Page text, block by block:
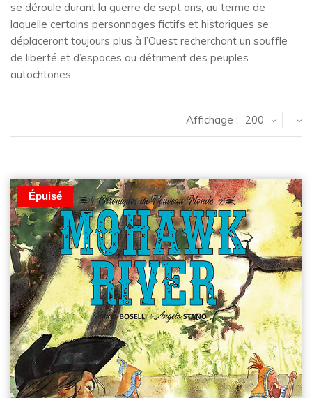
se déroule durant la guerre de sept ans, au terme de
laquelle certains personnages fictifs et historiques se
déplaceront toujours plus à l’Ouest recherchant un souffle
de liberté et d’espaces au détriment des peuples
autochtones.
Affichage : 200
Épuisé